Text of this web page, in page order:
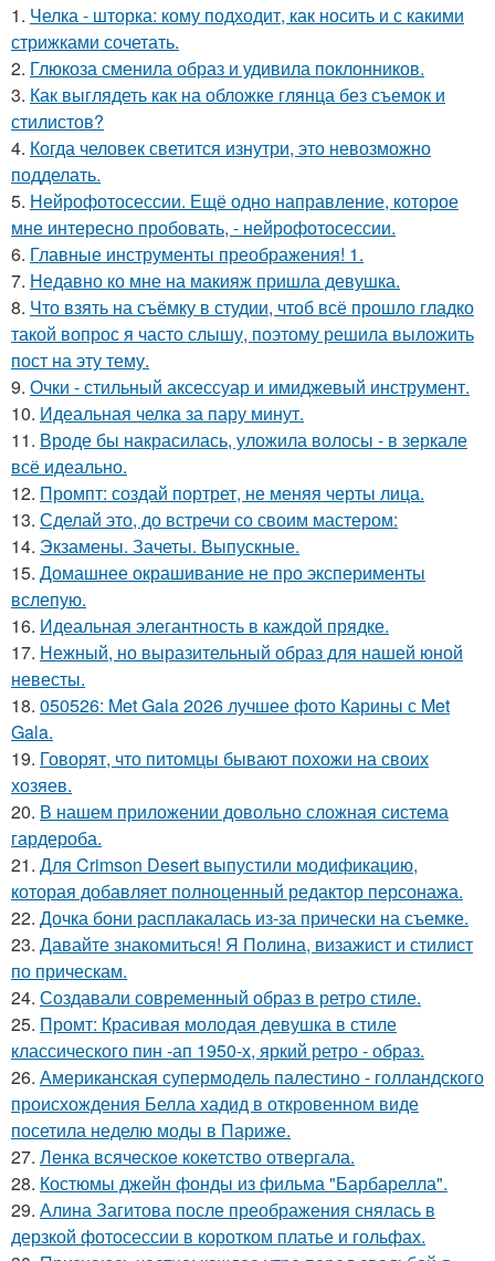
1. Челка - шторка: кому подходит, как носить и с какими
стрижками сочетать.
2. Глюкоза сменила образ и удивила поклонников.
3. Как выглядеть как на обложке глянца без съемок и
стилистов?
4. Когда человек светится изнутри, это невозможно
подделать.
5. Нейрофотосессии. Ещё одно направление, которое
мне интересно пробовать, - нейрофотосессии.
6. Главные инструменты преображения! 1.
7. Недавно ко мне на макияж пришла девушка.
8. Что взять на съёмку в студии, чтоб всё прошло гладко
такой вопрос я часто слышу, поэтому решила выложить
пост на эту тему.
9. Очки - стильный аксессуар и имиджевый инструмент.
10. Идеальная челка за пару минут.
11. Вроде бы накрасилась, уложила волосы - в зеркале
всё идеально.
12. Промпт: создай портрет, не меняя черты лица.
13. Сделай это, до встречи со своим мастером:
14. Экзамены. Зачеты. Выпускные.
15. Домашнее окрашивание не про эксперименты
вслепую.
16. Идеальная элегантность в каждой прядке.
17. Нежный, но выразительный образ для нашей юной
невесты.
18. 050526: Met Gala 2026 лучшее фото Карины с Met
Gala.
19. Говорят, что питомцы бывают похожи на своих
хозяев.
20. В нашем приложении довольно сложная система
гардероба.
21. Для Crimson Desert выпустили модификацию,
которая добавляет полноценный редактор персонажа.
22. Дочка бони расплакалась из-за прически на съемке.
23. Давайте знакомиться! Я Полина, визажист и стилист
по прическам.
24. Создавали современный образ в ретро стиле.
25. Промт: Красивая молодая девушка в стиле
классического пин -ап 1950-х, яркий ретро - образ.
26. Американская супермодель палестино - голландского
происхождения Белла хадид в откровенном виде
посетила неделю моды в Париже.
27. Лeнка всячeскоe кокeтство отвeргала.
28. Костюмы джейн фонды из фильма "Барбарелла".
29. Алина Загитова после преображения снялась в
дерзкой фотосессии в коротком платье и гольфах.